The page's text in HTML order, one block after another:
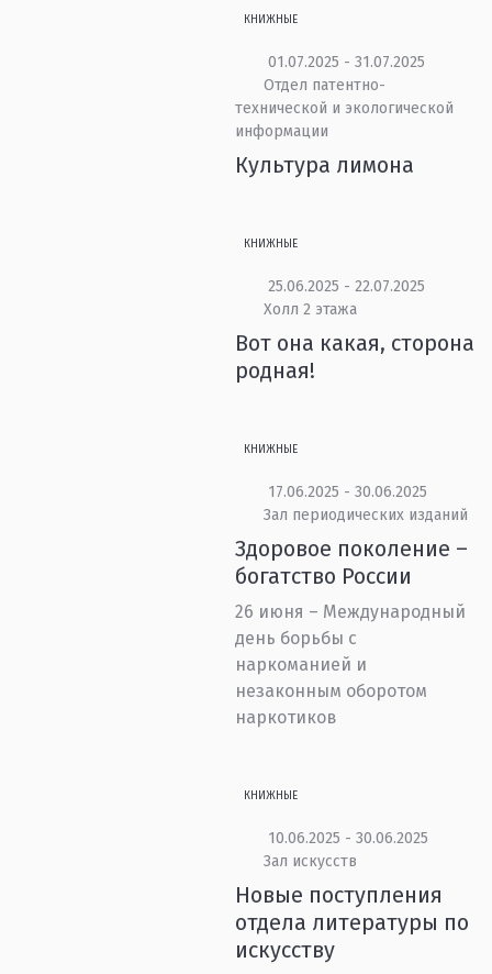
КНИЖНЫЕ
01.07.2025 - 31.07.2025
Отдел патентно-
технической и экологической
информации
Культура лимона
КНИЖНЫЕ
25.06.2025 - 22.07.2025
Холл 2 этажа
Вот она какая, сторона
родная!
КНИЖНЫЕ
17.06.2025 - 30.06.2025
Зал периодических изданий
Здоровое поколение –
богатство России
26 июня – Международный
день борьбы с
наркоманией и
незаконным оборотом
наркотиков
КНИЖНЫЕ
10.06.2025 - 30.06.2025
Зал искусств
Новые поступления
отдела литературы по
искусству